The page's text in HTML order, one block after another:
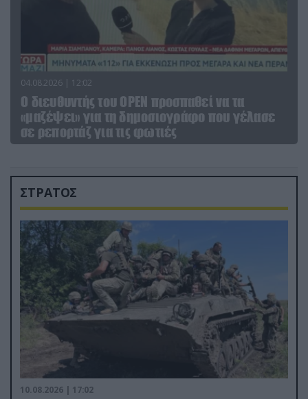
04.08.2026 | 12:02
O διευθυντής του OPEN προσπαθεί να τα
«μαζέψει» για τη δημοσιογράφο που γέλασε
σε ρεπορτάζ για τις φωτιές
ΣΤΡΑΤΟΣ
10.08.2026 | 17:02